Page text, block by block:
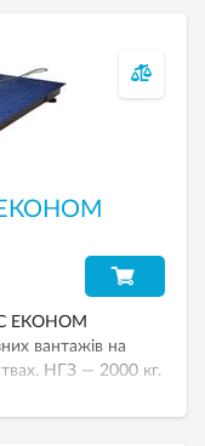
ЕКОНОМ
ЕКОНОМ
вантажів на
НГЗ — 2000 кг.